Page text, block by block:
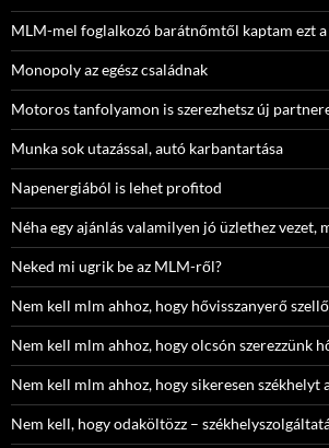
MLM-mel foglalkozó barátnőmtől kaptam ezt
Monopoly az egész családnak
Motoros tanfolyamon is szerezhetsz új
Munka sok utazással, autó karbantartása
Napenergiából is lehet profitod
Néha egy ajánlás valamilyen jó üzlethez vezet,
Neked mi ugrik be az MLM-ről?
Nem kell mlm ahhoz, hogy hővisszanyerő
Nem kell mlm ahhoz, hogy olcsón szerezzünk
Nem kell mlm ahhoz, hogy sikeresen székhelyt
Nem kell, hogy odaköltözz –